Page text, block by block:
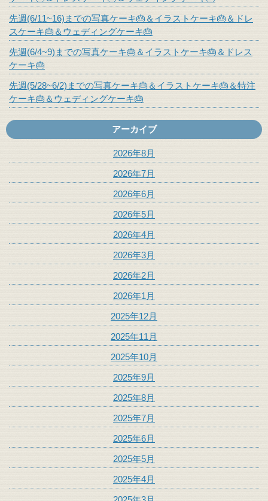
先週(6/11~16)までの写真ケーキ🎂＆イラストケーキ🎂＆ドレ
スケーキ🎂＆ウェディングケーキ🎂
先週(6/4~9)までの写真ケーキ🎂＆イラストケーキ🎂＆ドレス
ケーキ🎂
先週(5/28~6/2)までの写真ケーキ🎂＆イラストケーキ🎂＆特注
ケーキ🎂＆ウェディングケーキ🎂
アーカイブ
2026年8月
2026年7月
2026年6月
2026年5月
2026年4月
2026年3月
2026年2月
2026年1月
2025年12月
2025年11月
2025年10月
2025年9月
2025年8月
2025年7月
2025年6月
2025年5月
2025年4月